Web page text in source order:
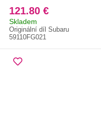
121.80 €
Skladem
Originální díl Subaru
59110FG021